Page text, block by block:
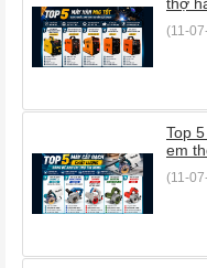
(11-
Top
em
(11-